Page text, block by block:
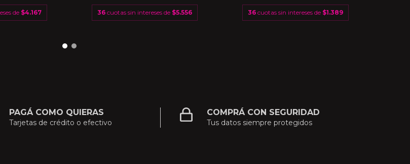
de $4.167 36 cuotas sin intereses de $5.556 36 cuotas sin intereses de $1.389
PAGÁ COMO QUIERAS
Tarjetas de crédito o efectivo
COMPRÁ CON SEGURIDAD
Tus datos siempre protegidos